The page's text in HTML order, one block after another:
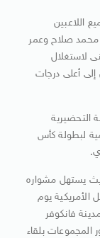
اللاعبين
محمد صلاح وعمر
لاستغلال
إلى أعلى درجات
التحضيرية
لبطولة كأس
يستهل مشواره
الأمريكية يوم
فانكوفر
دور المجموعات بلقاء